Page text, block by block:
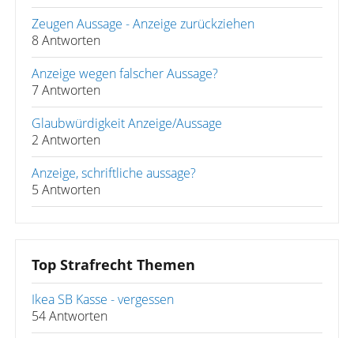
Zeugen Aussage - Anzeige zurückziehen
8 Antworten
Anzeige wegen falscher Aussage?
7 Antworten
Glaubwürdigkeit Anzeige/Aussage
2 Antworten
Anzeige, schriftliche aussage?
5 Antworten
Top Strafrecht Themen
Ikea SB Kasse - vergessen
54 Antworten